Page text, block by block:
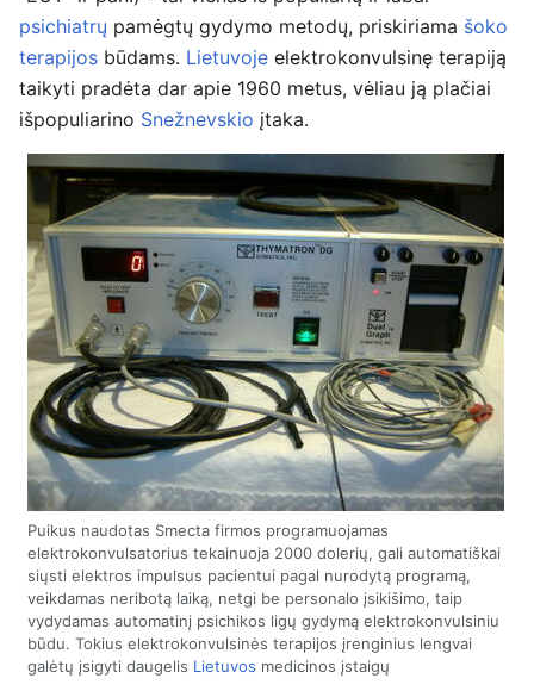
psichiatrų pamėgtų gydymo metodų, priskiriama šoko
terapijos būdams. Lietuvoje elektrokonvulsinę terapiją
taikyti pradėta dar apie 1960 metus, vėliau ją plačiai
išpopuliarino Snežnevskio įtaka.
Puikus naudotas Smecta firmos programuojamas
elektrokonvulsatorius tekainuoja 2000 dolerių, gali automatiškai
siųsti elektros impulsus pacientui pagal nurodytą programą,
veikdamas neribotą laiką, netgi be personalo įsikišimo, taip
vydydamas automatinį psichikos ligų gydymą elektrokonvulsiniu
būdu. Tokius elektrokonvulsinės terapijos įrenginius lengvai
galėtų įsigyti daugelis Lietuvos medicinos įstaigų